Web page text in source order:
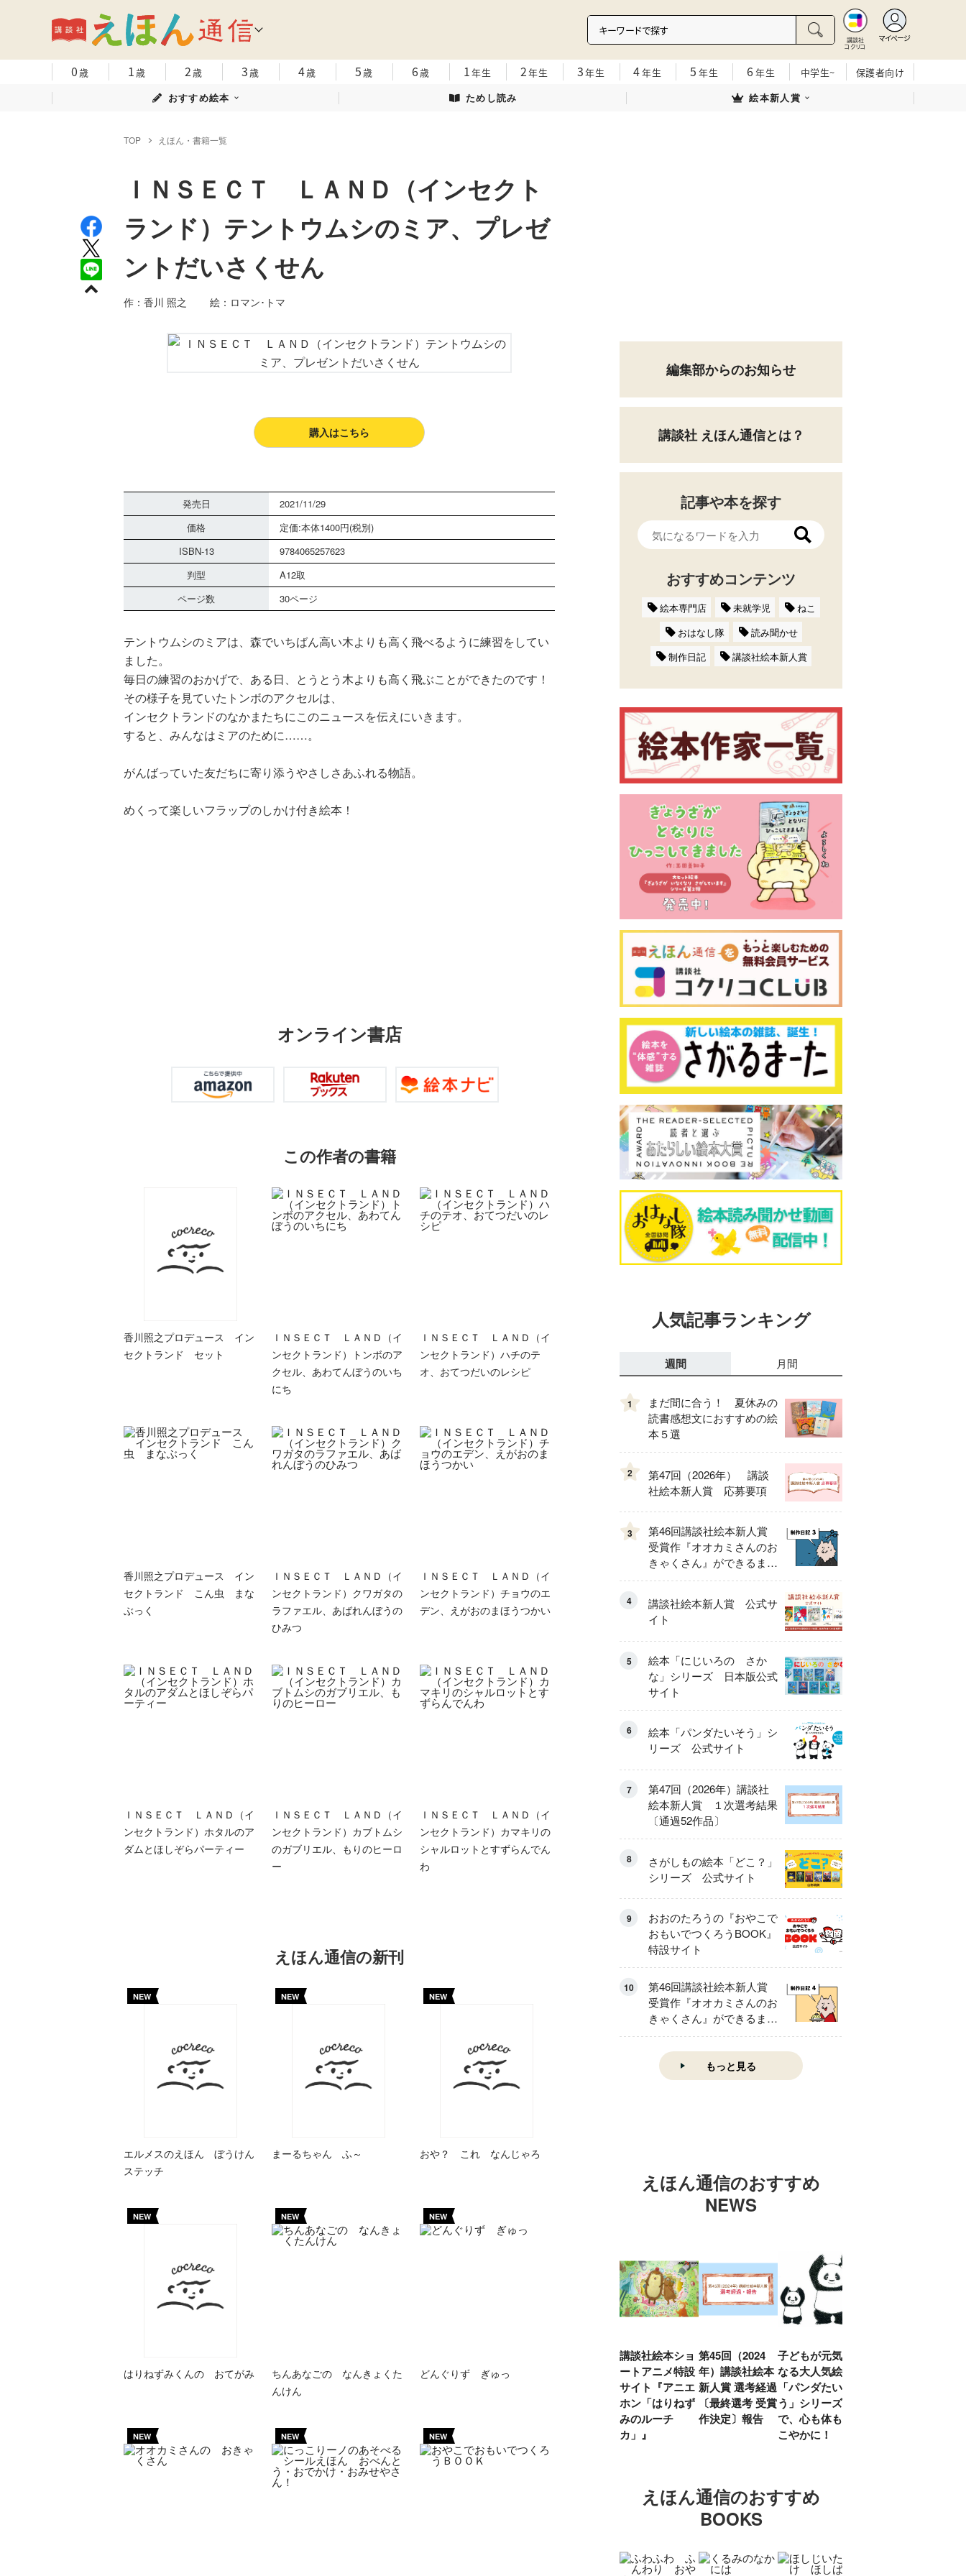
講談社
コクリコ
マイページ
0歳 1歳 2歳 3歳 4歳 5歳 6歳 1年生 2年生 3年生 4年生 5 年生 6 年生 中学生~
保護者向け
おすすめ絵本
ためし読み 絵本新人賞
TOP えほん・書籍一覧
ＩＮＳＥＣＴ ＬＡＮＤ（インセクト
ランド）テントウムシのミア、プレゼ
ントだいさくせん
作：香川 照之 絵：ロマン･トマ
購入はこちら
発売日
2021/11/29
価格
定価:本体1400円(税別)
ISBN-13
9784065257623
判型
A12取
ページ数
30ページ
テントウムシのミアは、森でいちばん高い木よりも高く飛べるように練習をしてい
ました。
毎日の練習のおかげで、ある日、とうとう木よりも高く飛ぶことができたのです！
その様子を見ていたトンボのアクセルは、
インセクトランドのなかまたちにこのニュースを伝えにいきます。
すると、みんなはミアのために……。
がんばっていた友だちに寄り添うやさしさあふれる物語。
めくって楽しいフラップのしかけ付き絵本！
オンライン書店
この作者の書籍
香川照之プロデュース イン
セクトランド セット
ＩＮＳＥＣＴ ＬＡＮＤ（イ
ンセクトランド）トンボのア
クセル、あわてんぼうのいち
にち
ＩＮＳＥＣＴ ＬＡＮＤ（イ
ンセクトランド）ハチのテ
オ、おてつだいのレシピ
香川照之プロデュース イン
セクトランド こん虫 まな
ぶっく
ＩＮＳＥＣＴ ＬＡＮＤ（イ
ンセクトランド）クワガタの
ラファエル、あばれんぼうの
ひみつ
ＩＮＳＥＣＴ ＬＡＮＤ（イ
ンセクトランド）チョウのエ
デン、えがおのまほうつかい
ＩＮＳＥＣＴ ＬＡＮＤ（イ
ンセクトランド）ホタルのア
ダムとほしぞらパーティー
ＩＮＳＥＣＴ ＬＡＮＤ（イ
ンセクトランド）カブトムシ
のガブリエル、もりのヒーロ
ー
ＩＮＳＥＣＴ ＬＡＮＤ（イ
ンセクトランド）カマキリの
シャルロットとすずらんでん
わ
えほん通信の新刊
NEW
エルメスのえほん ぼうけん
ステッチ
NEW
まーるちゃん ふ～
NEW
おや？ これ なんじゃろ
NEW
はりねずみくんの おてがみ
NEW
ちんあなごの なんきょくた
んけん
NEW
どんぐりず ぎゅっ
NEW NEW NEW
編集部からのお知らせ
講談社 えほん通信とは？
記事や本を探す
おすすめコンテンツ
絵本専門店 未就学児
ねこ
おはなし隊
読み聞かせ
制作日記
講談社絵本新人賞
人気記事ランキング
週間 月間
1
まだ間に合う！ 夏休みの
読書感想文におすすめの絵
本５選
2
第47回（2026年） 講談
社絵本新人賞 応募要項
3
第46回講談社絵本新人賞
受賞作『オオカミさんのお
きゃくさん』ができるまで
③
4
講談社絵本新人賞 公式サ
イト
5
絵本「にじいろの さか
な」シリーズ 日本版公式
サイト
6
絵本「パンダたいそう」シ
リーズ 公式サイト
7
第47回（2026年）講談社
絵本新人賞 １次選考結果
〔通過52作品〕
8
さがしもの絵本「どこ？」
シリーズ 公式サイト
9
おおのたろうの『おやこで
おもいでつくろうBOOK』
特設サイト
10
第46回講談社絵本新人賞
受賞作『オオカミさんのお
きゃくさん』ができるまで
④
もっと見る
えほん通信のおすすめ
NEWS
講談社絵本ショ
ートアニメ特設
サイト『アニエ
ホン「はりねず
みのルーチ
カ」』
第45回（2024
年）講談社絵本
新人賞 選考経過
〔最終選考 受賞
作決定〕報告
子どもが元気に
なる大人気絵本
「パンダたいそ
う」シリーズ
で、心も体もす
こやかに！
えほん通信のおすすめ
BOOKS